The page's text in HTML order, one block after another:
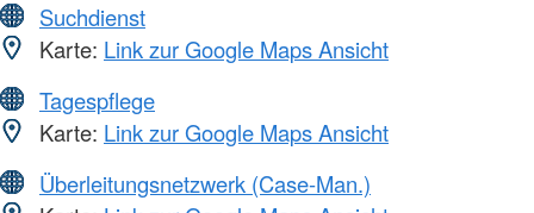
Suchdienst
Karte: Link zur Google Maps Ansicht
Tagespflege
Karte: Link zur Google Maps Ansicht
Überleitungsnetzwerk (Case-Man.)